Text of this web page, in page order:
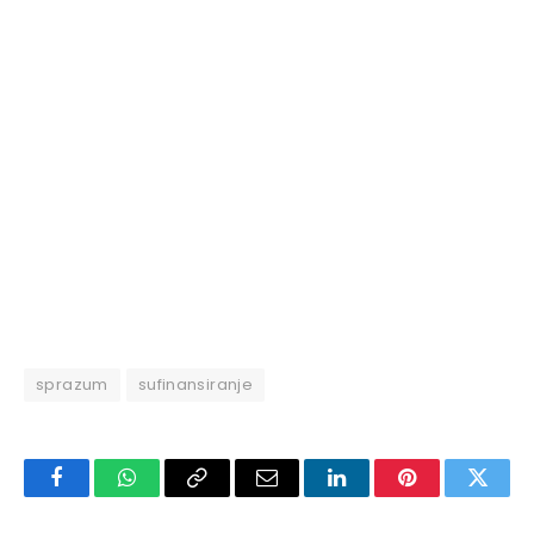
sprazum sufinansiranje
FacebookWhatsAppCopy
Email LinkedInPinterest